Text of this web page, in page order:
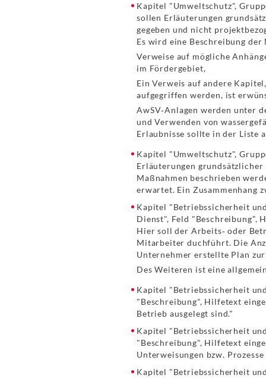
Kapitel "Umweltschutz",
sollen Erläuterungen
gegeben und nicht
Es wird eine Beschreibung der
Verweise auf mögliche
im Fördergebiet,
Ein Verweis auf andere
aufgegriffen werden, ist
AwSV‐Anlagen werden unter
und Verwenden von
Erlaubnisse sollte in der Liste
Kapitel "Umweltschutz",
Erläuterungen
Maßnahmen beschrieben
erwartet. Ein Zusammenhang
Kapitel "Betriebssicherheit
Dienst", Feld "Beschreibung",
Hier soll der Arbeits‐ oder
Mitarbeiter duchführt. Die
Unternehmer erstellte Plan
Des Weiteren ist eine
Kapitel "Betriebssicherheit
"Beschreibung", Hilfetext
Betrieb ausgelegt sind."
Kapitel "Betriebssicherheit
"Beschreibung", Hilfetext
Unterweisungen bzw.
Kapitel "Betriebssicherheit